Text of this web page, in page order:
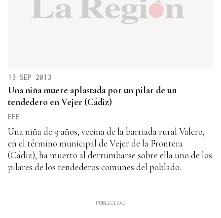
13 SEP 2013
Una niña muere aplastada por un pilar de un
tendedero en Vejer (Cádiz)
EFE
Una niña de 9 años, vecina de la barriada rural Valero,
en el término municipal de Vejer de la Frontera
(Cádiz), ha muerto al derrumbarse sobre ella uno de los
pilares de los tendederos comunes del poblado.